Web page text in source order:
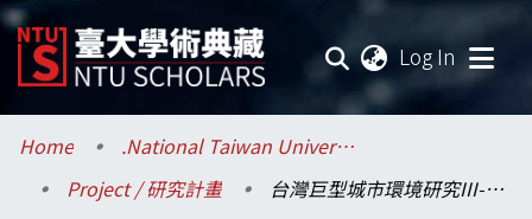
Log In
Communities & Collections
Research Outputs
Home
.National Taiwan University / 國立臺灣大學
Project / 研究計畫
台灣巨型城市環境研究III-都市空氣污染與低雲及霧霾之物理化學交互作用-子計畫：人為排放污染對郊區氣膠物理化學特性及反應性之影響